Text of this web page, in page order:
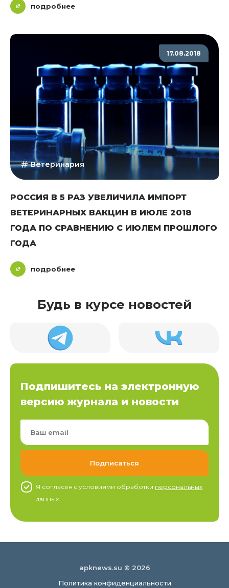
подробнее
17.08.2018
Ветеринария
РОССИЯ В 5 РАЗ УВЕЛИЧИЛА ИМПОРТ
ВЕТЕРИНАРНЫХ ВАКЦИН В ИЮЛЕ 2018
ГОДА ПО СРАВНЕНИЮ С ИЮЛЕМ ПРОШЛОГО
ГОДА
подробнее
Будь в курсе новостей
Подпишитесь на электронную
версию журнала и новости
Я согласен c условиями обработки персональных
данных
apknews.su © 2026
Политика конфиденциальности